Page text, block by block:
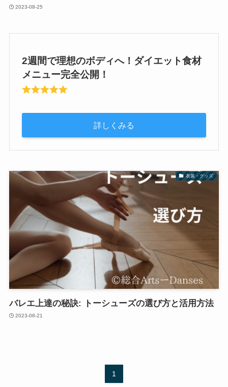
2023-08-25
2週間で理想のボディへ！ダイエット食材
メニュー完全公開！
詳しくみる
衣装・グッズ
バレエ上達の秘訣: トーシューズの選び方と活用方法
2023-08-21
1